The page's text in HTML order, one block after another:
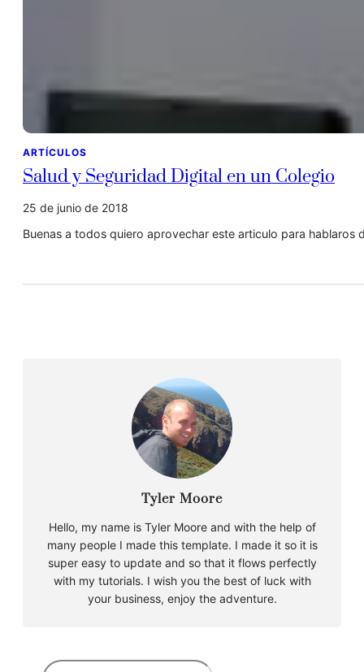
ARTÍCULOS
Salud y Seguridad Digital en un Colegio
25 de junio de 2018
Buenas a todos quiero aprovechar este articulo para
Tyler Moore
Hello, my name is Tyler Moore and with the help of
many people I made this template. I made it so it is
super easy to update and so that it flows perfectly
with my tutorials. I wish you the best of luck with
your business, enjoy the adventure.
B